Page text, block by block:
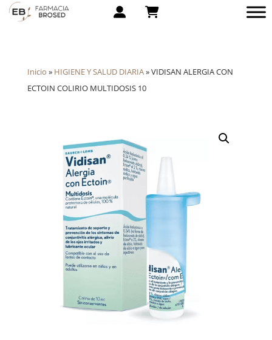
Inicio » HIGIENE Y SALUD DIARIA»VIDISAN ALERGIA CON
ECTOIN COLIRIO MULTIDOSIS 10